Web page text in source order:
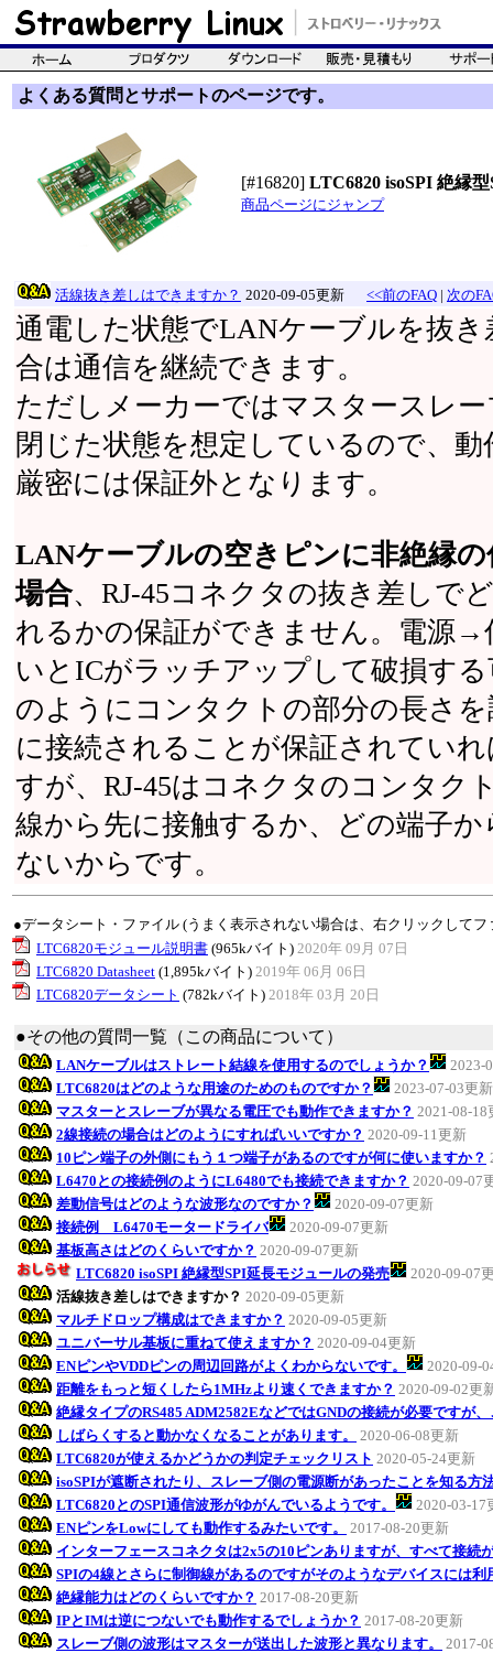
よくある質問とサポートのページです。
[#16820] LTC6820 isoSPI 絶縁
商品ページにジャンプ
活線抜き差しはできますか？ 2020-09-05更新 <<前のFAQ | 次の
通電した状態でLANケーブルを抜
合は通信を継続できます。
ただしメーカーではマスタースレ
閉じた状態を想定しているので、
厳密には保証外となります。
LANケーブルの空きピンに非絶縁
場合、RJ-45コネクタの抜き差しで
れるかの保証ができません。電源→
いとICがラッチアップして破損す
のようにコンタクトの部分の長さ
に接続されることが保証されてい
すが、RJ-45はコネクタのコンタク
線から先に接触するか、どの端子
ないからです。
●データシート・ファイル (うまく表示されない場合は、右クリックして
LTC6820モジュール説明書 (965kバイト) 2020年 09月 07日
LTC6820 Datasheet (1,895kバイト) 2019年 06月 06日
LTC6820データシート (782kバイト) 2018年 03月 20日
●その他の質問一覧（この商品について）
LANケーブルはストレート結線を使用するのでしょうか？
2023-
LTC6820はどのような用途のためのものですか？
2023-07-03更新
マスターとスレーブが異なる電圧でも動作できますか？ 2021-08-18
2線接続の場合はどのようにすればいいですか？ 2020-09-11更新
10ピン端子の外側にもう１つ端子があるのですが何に使いますか？
L6470との接続例のようにL6480でも接続できますか？ 2020-09-07
差動信号はどのような波形なのですか？
2020-09-07更新
接続例 L6470モータードライバ
2020-09-07更新
基板高さはどのくらいですか？ 2020-09-07更新
LTC6820 isoSPI 絶縁型SPI延長モジュールの発売
2020-09-07
活線抜き差しはできますか？ 2020-09-05更新
マルチドロップ構成はできますか？ 2020-09-05更新
ユニバーサル基板に重ねて使えますか？ 2020-09-04更新
ENピンやVDDピンの周辺回路がよくわからないです。
2020-09-
距離をもっと短くしたら1MHzより速くできますか？ 2020-09-02更
絶縁タイプのRS485 ADM2582EなどではGNDの接続が必要ですが
しばらくすると動かなくなることがあります。
2020-06-08更新
LTC6820が使えるかどうかの判定チェックリスト 2020-05-24更新
isoSPIが遮断されたり、スレーブ側の電源断があったことを知る方
LTC6820とのSPI通信波形がゆがんでいるようです。
2020-03-17
ENピンをLowにしても動作するみたいです。
2017-08-20更新
インターフェースコネクタは2x5の10ピンありますが、すべて接続
SPIの4線とさらに制御線があるのですがそのようなデバイスには利
絶縁能力はどのくらいですか？ 2017-08-20更新
IPとIMは逆につないでも動作するでしょうか？ 2017-08-20更新
スレーブ側の波形はマスターが送出した波形と異なります。
2017-